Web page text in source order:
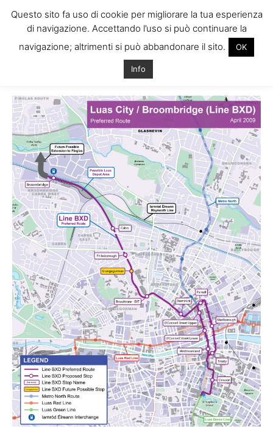
Tag: nuove stazioni luas
Questo sito fa uso di cookie per migliorare la tua esperienza
di navigazione. Accettando l’uso si può continuare la
navigazione; altrimenti si può abbandonare il sito.
OK
Info